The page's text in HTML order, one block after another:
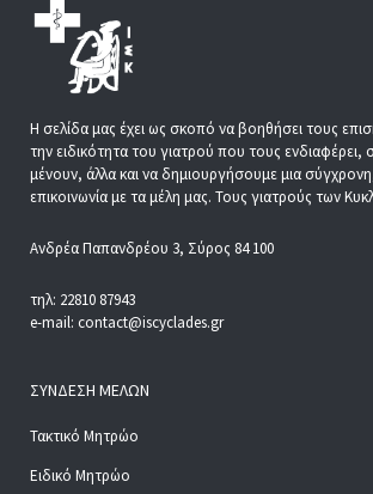
Η σελίδα μας έχει ως σκοπό να βοηθήσει τους
την ειδικότητα του γιατρού που τους ενδιαφέρει,
μένουν, άλλα και να δημιουργήσουμε μια
επικοινωνία με τα μέλη μας. Τους γιατρούς των
Ανδρέα Παπανδρέου 3, Σύρος 84 100
τηλ: 22810 87943
e-mail: contact@iscyclades.gr
ΣΎΝΔΕΣΗ ΜΕΛΏΝ
Τακτικό Μητρώο
Ειδικό Μητρώο